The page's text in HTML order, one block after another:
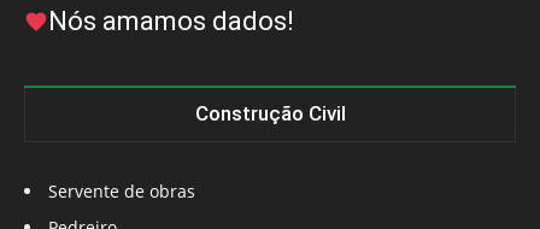
Nós amamos dados!
Construção Civil
Servente de obras